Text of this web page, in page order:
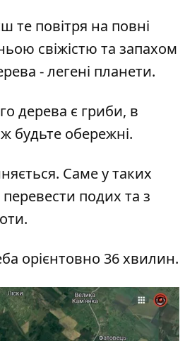
те повітря на повні
свіжістю та запахом
- легені планети.
дерева є гриби, в
будьте обережні.
Саме у таких
подих та з
орієнтовно 36 хвилин.